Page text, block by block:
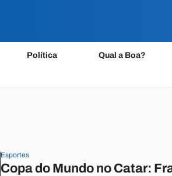
Política Qual a Boa?
Esportes
Copa do Mundo no Catar: